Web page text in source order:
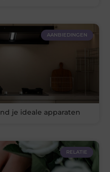
AANBIEDINGEN
je ideale apparaten
RELATIE